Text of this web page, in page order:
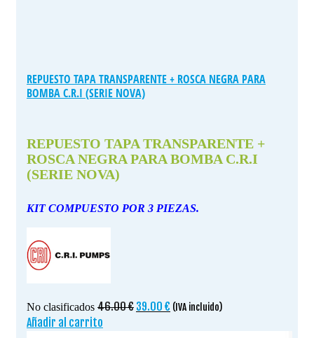
REPUESTO TAPA TRANSPARENTE + ROSCA NEGRA PARA
BOMBA C.R.I (SERIE NOVA)
REPUESTO TAPA TRANSPARENTE +
ROSCA NEGRA PARA BOMBA C.R.I
(SERIE NOVA)
KIT COMPUESTO POR 3 PIEZAS.
No clasificados 46.00€ El
39.00 € El
(IVA incluido)
Añadir al carrito